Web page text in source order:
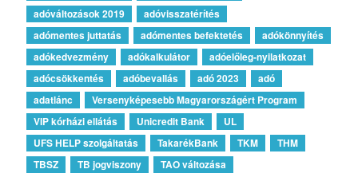
adóváltozások 2019
adóvisszatérítés
adómentes juttatás
adómentes befektetés
adókönnyítés
adókedvezmény
adókalkulátor
adóelőleg-nyilatkozat
adócsökkentés
adóbevallás adó 2023
adó
adatlánc
Versenyképesebb Magyarországért Program
VIP kórházi ellátás
Unicredit Bank
UL
UFS HELP szolgáltatás
TakarékBank TKM
THM
TBSZ
TB jogviszony
TAO változása